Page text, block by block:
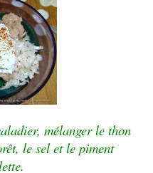
mélanger le thon
le sel et le piment